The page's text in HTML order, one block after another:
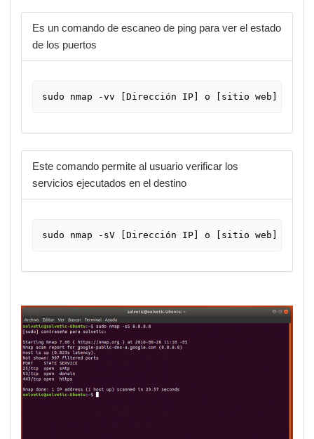
Es un comando de escaneo de ping para ver el estado
de los puertos
sudo nmap -vv [Dirección IP] o [sitio web]
Este comando permite al usuario verificar los
servicios ejecutados en el destino
sudo nmap -sV [Dirección IP] o [sitio web]